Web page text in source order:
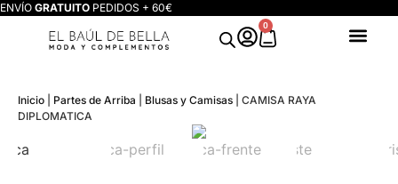
ENVÍO GRATUITO PEDIDOS + 60€
0
Inicio Partes de Arriba Blusas y Camisas
CAMISA RAYA
DIPLOMATICA